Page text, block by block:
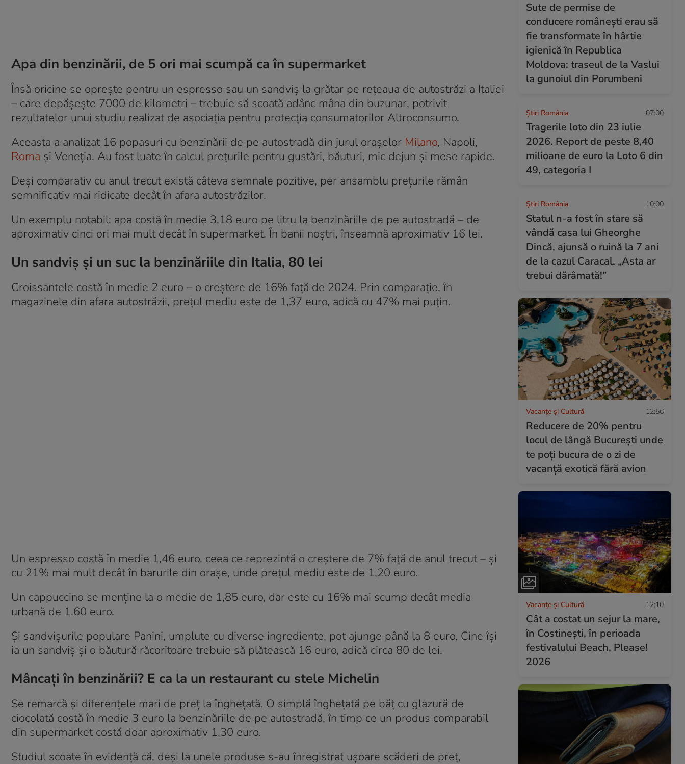
Apa din benzinării, de 5 ori mai scumpă ca în supermarket
Însă oricine se oprește pentru un espresso sau un sandviș la grătar pe rețeaua de autostrăzi a Italiei
– care depășește 7000 de kilometri – trebuie să scoată adânc mâna din buzunar, potrivit
rezultatelor unui studiu realizat de asociația pentru protecția consumatorilor Altroconsumo.
Aceasta a analizat 16 popasuri cu benzinării de pe autostradă din jurul orașelor Milano, Napoli,
Roma și Veneția. Au fost luate în calcul prețurile pentru gustări, băuturi, mic dejun și mese rapide.
Deși comparativ cu anul trecut există câteva semnale pozitive, per ansamblu prețurile rămân
semnificativ mai ridicate decât în afara autostrăzilor.
Un exemplu notabil: apa costă în medie 3,18 euro pe litru la benzinăriile de pe autostradă – de
aproximativ cinci ori mai mult decât în supermarket. În banii noștri, înseamnă aproximativ 16 lei.
Un sandviș și un suc la benzinăriile din Italia, 80 lei
Croissantele costă în medie 2 euro – o creștere de 16% față de 2024. Prin comparație, în
magazinele din afara autostrăzii, prețul mediu este de 1,37 euro, adică cu 47% mai puțin.
Un espresso costă în medie 1,46 euro, ceea ce reprezintă o creștere de 7% față de anul trecut – și
cu 21% mai mult decât în barurile din orașe, unde prețul mediu este de 1,20 euro.
Un cappuccino se menține la o medie de 1,85 euro, dar este cu 16% mai scump decât media
urbană de 1,60 euro.
Și sandvișurile populare Panini, umplute cu diverse ingrediente, pot ajunge până la 8 euro. Cine își
ia un sandviș și o băutură răcoritoare trebuie să plătească 16 euro, adică circa 80 de lei.
Mâncați în benzinării? E ca la un restaurant cu stele Michelin
Se remarcă și diferențele mari de preț la înghețată. O simplă înghețată pe băț cu glazură de
ciocolată costă în medie 3 euro la benzinăriile de pe autostradă, în timp ce un produs comparabil
din supermarket costă doar aproximativ 1,30 euro.
Studiul scoate în evidență că, deși la unele produse s-au înregistrat ușoare scăderi de preț,
Sute de permise de
conducere românești erau să
fie transformate în hârtie
igienică în Republica
Moldova: traseul de la Vaslui
la gunoiul din Porumbeni
Știri România 07:00
Tragerile loto din 23 iulie
2026. Report de peste 8,40
milioane de euro la Loto 6 din
49, categoria I
Știri România 10:00
Statul n-a fost în stare să
vândă casa lui Gheorghe
Dincă, ajunsă o ruină la 7 ani
de la cazul Caracal. „Asta ar
trebui dărâmată!”
Vacanțe și Cultură 12:56
Reducere de 20% pentru
locul de lângă București unde
te poți bucura de o zi de
vacanță exotică fără avion
Vacanțe și Cultură 12:10
Cât a costat un sejur la mare,
în Costinești, în perioada
festivalului Beach, Please!
2026